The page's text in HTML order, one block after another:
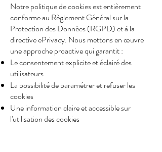
Notre politique de cookies est entièrement
conforme au Règlement Général sur la
Protection des Données (RGPD) et à la
directive ePrivacy. Nous mettons en œuvre
une approche proactive qui garantit :
Le consentement explicite et éclairé des
utilisateurs
La possibilité de paramétrer et refuser les
cookies
Une information claire et accessible sur
l'utilisation des cookies